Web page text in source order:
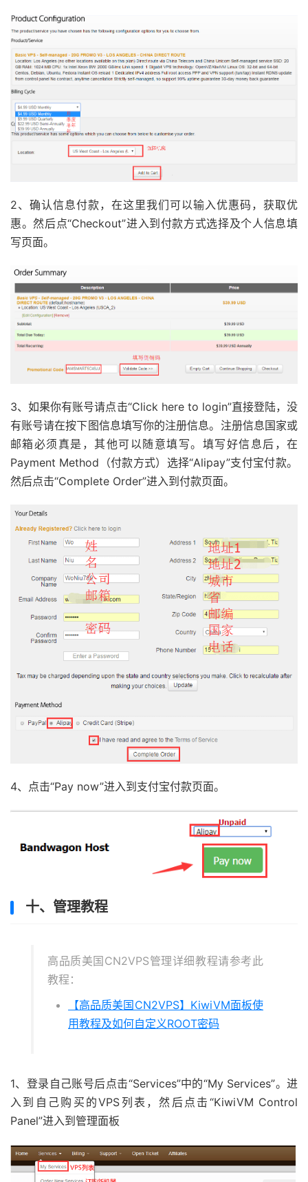
2、确认信息付款，在这里我们可以输入优惠码，获取优
惠。然后点“Checkout”进入到付款方式选择及个人信息填
写页面。
3、如果你有账号请点击“Click here to login”直接登陆，没
有账号请在按下图信息填写你的注册信息。注册信息国家或
邮箱必须真是，其他可以随意填写。填写好信息后，在
Payment Method（付款方式）选择“Alipay”支付宝付款。
然后点击“Complete Order”进入到付款页面。
4、点击“Pay now”进入到支付宝付款页面。
十、管理教程
高品质美国CN2VPS管理详细教程请参考此
教程：
【高品质美国CN2VPS】KiwiVM面板使
用教程及如何自定义ROOT密码
1、登录自己账号后点击“Services”中的“My Services”。进
入到自己购买的VPS列表，然后点击“KiwiVM Control
Panel”进入到管理面板